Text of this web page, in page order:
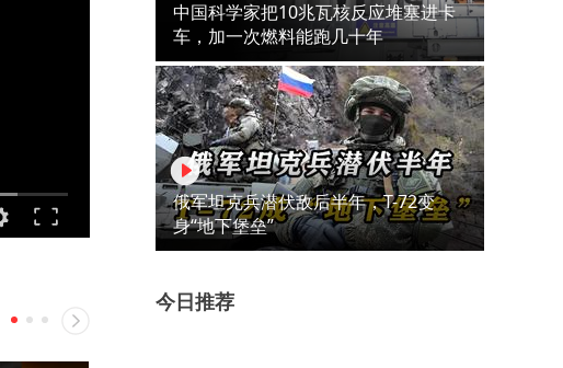
中国科学家把10兆瓦核反应堆塞进卡
车，加一次燃料能跑几十年
俄军坦克兵潜伏敌后半年，T-72变
身“地下堡垒”
今日推荐